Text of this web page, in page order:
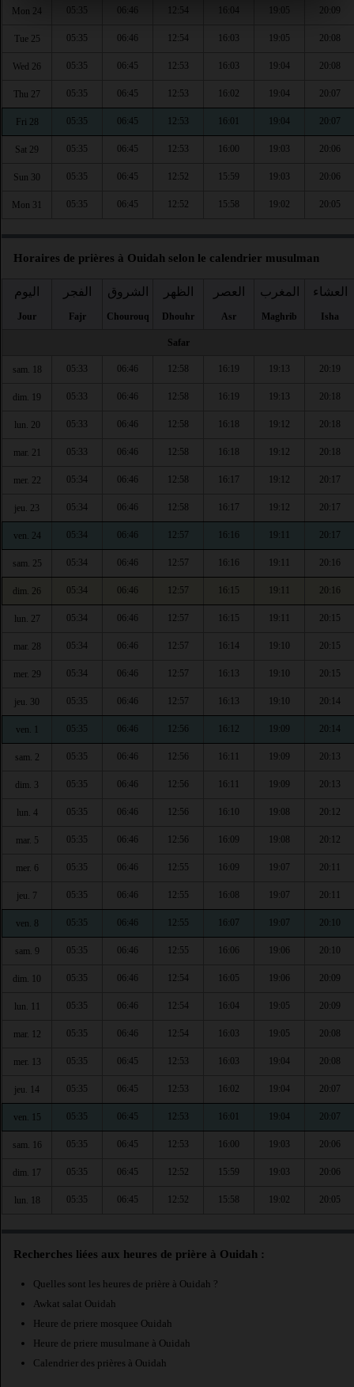
Mon 24 05:35 06:46 12:54 16:04 19:05 20:09
Tue 25 05:35 06:46 12:54 16:03 19:05 20:08
Wed 26 05:35 06:45 12:53 16:03 19:04 20:08
Thu 27 05:35 06:45 12:53 16:02 19:04 20:07
Fri 28 05:35 06:45 12:53 16:01 19:04 20:07
Sat 29 05:35 06:45 12:53 16:00 19:03 20:06
Sun 30 05:35 06:45 12:52 15:59 19:03 20:06
Mon 31 05:35 06:45 12:52 15:58 19:02 20:05
Horaires de prières à Ouidah selon le calendrier musulman
اليوم
Jour
الفجر
Fajr
الشروق
Chourouq
الظهر
Dhouhr
العصر
Asr
المغرب
Maghrib
العشاء
Isha
Safar
sam. 18 05:33 06:46 12:58 16:19 19:13 20:19
dim. 19 05:33 06:46 12:58 16:19 19:13 20:18
lun. 20 05:33 06:46 12:58 16:18 19:12 20:18
mar. 21 05:33 06:46 12:58 16:18 19:12 20:18
mer. 22 05:34 06:46 12:58 16:17 19:12 20:17
jeu. 23 05:34 06:46 12:58 16:17 19:12 20:17
ven. 24 05:34 06:46 12:57 16:16 19:11 20:17
sam. 25 05:34 06:46 12:57 16:16 19:11 20:16
dim. 26 05:34 06:46 12:57 16:15 19:11 20:16
lun. 27 05:34 06:46 12:57 16:15 19:11 20:15
mar. 28 05:34 06:46 12:57 16:14 19:10 20:15
mer. 29 05:34 06:46 12:57 16:13 19:10 20:15
jeu. 30 05:35 06:46 12:57 16:13 19:10 20:14
ven. 1 05:35 06:46 12:56 16:12 19:09 20:14
sam. 2 05:35 06:46 12:56 16:11 19:09 20:13
dim. 3 05:35 06:46 12:56 16:11 19:09 20:13
lun. 4 05:35 06:46 12:56 16:10 19:08 20:12
mar. 5 05:35 06:46 12:56 16:09 19:08 20:12
mer. 6 05:35 06:46 12:55 16:09 19:07 20:11
jeu. 7 05:35 06:46 12:55 16:08 19:07 20:11
ven. 8 05:35 06:46 12:55 16:07 19:07 20:10
sam. 9 05:35 06:46 12:55 16:06 19:06 20:10
dim. 10 05:35 06:46 12:54 16:05 19:06 20:09
lun. 11 05:35 06:46 12:54 16:04 19:05 20:09
mar. 12 05:35 06:46 12:54 16:03 19:05 20:08
mer. 13 05:35 06:45 12:53 16:03 19:04 20:08
jeu. 14 05:35 06:45 12:53 16:02 19:04 20:07
ven. 15 05:35 06:45 12:53 16:01 19:04 20:07
sam. 16 05:35 06:45 12:53 16:00 19:03 20:06
dim. 17 05:35 06:45 12:52 15:59 19:03 20:06
lun. 18 05:35 06:45 12:52 15:58 19:02 20:05
Recherches liées aux heures de prière à Ouidah :
Quelles sont les heures de prière à Ouidah ?
Awkat salat Ouidah
Heure de priere mosquee Ouidah
Heure de priere musulmane à Ouidah
Calendrier des prières à Ouidah